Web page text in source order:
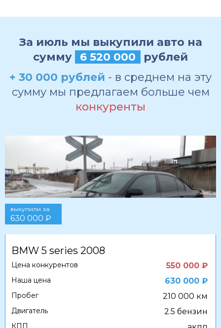
За июль мы выкупили авто на
сумму
6 520 000
рублей
+ 30 000 рублей - в среднем на эту
сумму мы предлагаем больше чем
конкуренты
выкупили за:
630 000 ₽
BMW 5 series 2008
Цена конкурентов 550 000 ₽
Наша цена 630 000 ₽
Пробег 210 000 км
Двигатель 2.5 бензин
КПП